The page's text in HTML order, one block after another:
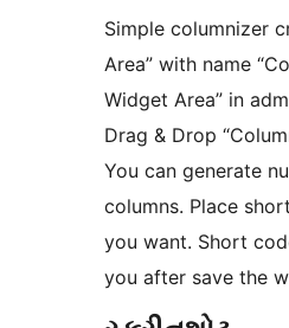
Simple columnizer
Area” with name
Widget Area” in
Drag & Drop
You can generate
columns. Place
you want. Short
you after save the